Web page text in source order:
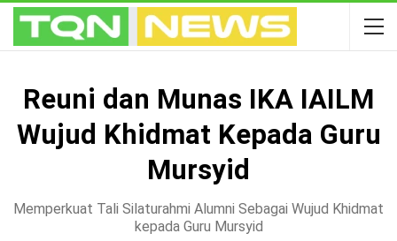
Reuni dan Munas IKA IAILM
Wujud Khidmat Kepada Guru
Mursyid
Memperkuat Tali Silaturahmi Alumni Sebagai Wujud Khidmat
kepada Guru Mursyid